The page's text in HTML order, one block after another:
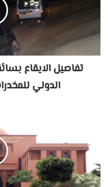
تفاصيل الايقاع
الدولي